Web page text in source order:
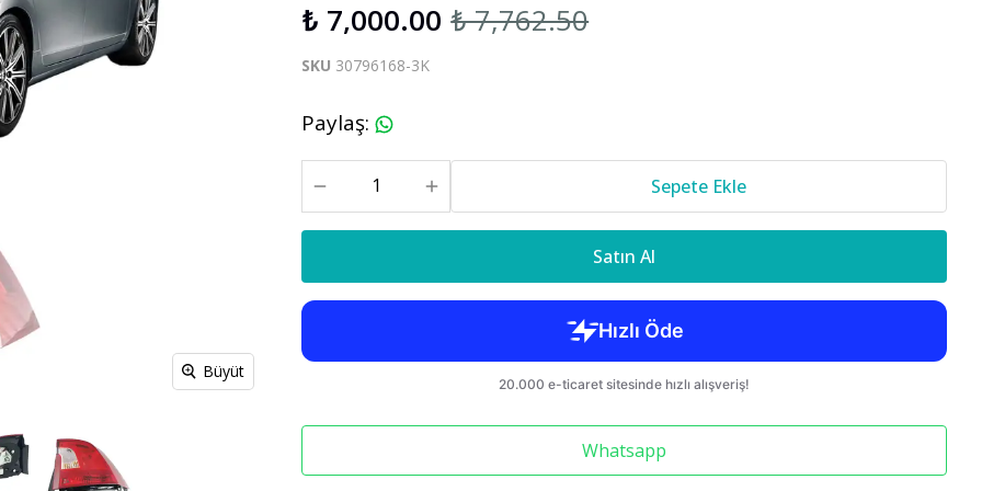
S60 V60 2019-2025
Xc90
Xc90 2003-2013
Cr-v 2018-
Büyüt
₺ 7,000.00 ₺ 7,762.50
SKU 30796168-3K
Paylaş:
Sepete Ekle
Satın Al
Whatsapp